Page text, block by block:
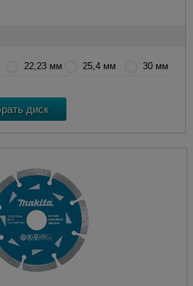
22,23 мм 25,4 мм 30 мм